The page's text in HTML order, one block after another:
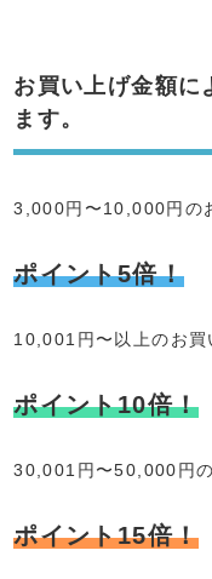
お買い上げ金額に
ます。
3,000円〜10,000円の
ポイント5倍！
10,001円〜以上のお買
ポイント10倍！
30,001円〜50,000円
ポイント15倍！